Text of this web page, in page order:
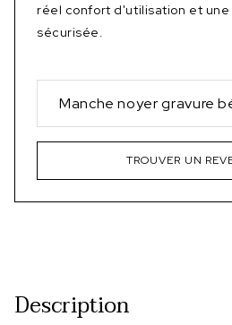
réel confort d'utilisation et
sécurisée.
Manche noyer gravure
TROUVER UN
Description